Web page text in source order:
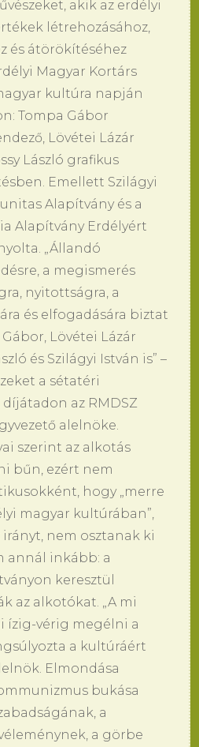
akik az erdélyi
létrehozásához,
és átörökítéséhez
Magyar Kortárs
kultúra napján
Tompa Gábor
Lövétei Lázár
László grafikus
Emellett Szilágyi
Alapítvány és a
Alapítvány Erdélyért
„Állandó
a megismerés
nyitottságra, a
és elfogadására biztat
Lövétei Lázár
és Szilágyi István is” –
a sétatéri
az RMDSZ
alelnöke.
szerint az alkotás
bűn, ezért nem
hogy „merre
magyar kultúrában”,
nem osztanak ki
annál inkább: a
keresztül
az alkotókat. „A mi
ízig-vérig megélni a
a kultúráért
Elmondása
bukása
a
a görbe